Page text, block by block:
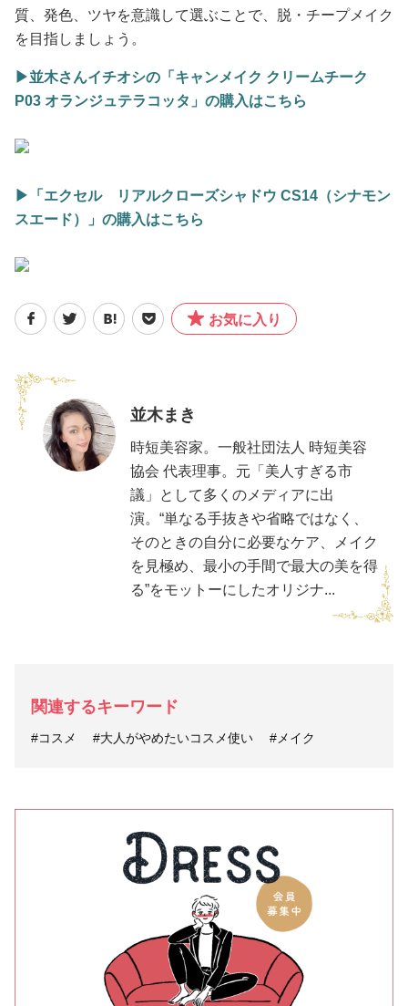
質、発色、ツヤを意識して選ぶことで、脱・チープメイク
を目指しましょう。
▶︎並木さんイチオシの「キャンメイク クリームチーク
P03 オランジュテラコッタ」の購入はこちら
▶︎「エクセル リアルクローズシャドウ CS14（シナモン
スエード）」の購入はこちら
お気に入り
並木まき
時短美容家。一般社団法人 時短美容
協会 代表理事。元「美人すぎる市
議」として多くのメディアに出
演。“単なる手抜きや省略ではなく、
そのときの自分に必要なケア、メイク
を見極め、最小の手間で最大の美を得
る”をモットーにしたオリジナ...
関連するキーワード
#コスメ #大人がやめたいコスメ使い #メイク